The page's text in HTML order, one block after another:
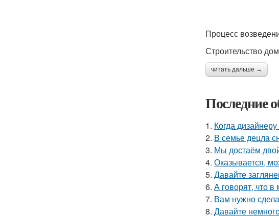
Процесс
Строительство
читать дальше →
Последние
1. Когда
2. В семье децла
3. Мы достаём
4. Оказывается,
5. Давайте
6. А говорят, что
7. Вам нужно
8. Давайте